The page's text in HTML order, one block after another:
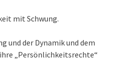
mit Schwung.
und der Dynamik und dem
„Persönlichkeitsrechte“